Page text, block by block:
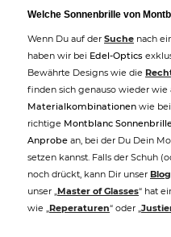
Welche Sonnenbrille von
Wenn Du auf der Suche nach
haben wir bei Edel-Optics
Bewährte Designs wie die
finden sich genauso wieder wie
Materialkombinationen wie
richtige Montblanc
Anprobe an, bei der Du Dein
setzen kannst. Falls der Schuh
noch drückt, kann Dir unser Blog
unser „Master of Glasses“ hat
wie „Reperaturen“ oder „